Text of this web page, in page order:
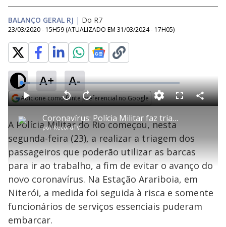
BALANÇO GERAL RJ | Do R7
23/03/2020 - 15H59 (ATUALIZADO EM 31/03/2024 - 17H05)
A+ A-
Adicione como fonte preferencial no Google
P
l
a
y
Coronavírus: Polícia Militar faz triagem de passageiros que poderão utilizar as barcas no Rio
porRecordTV
P V
t
a
r
0
e
g
u
n
d
o
s
A
n
ç
a
r
1
0
s
e
u
n
M
u
L
o
a
d
e
5
.
5
4
%
F
e
n
C
o
A Polícia Militar do Rio começou, nesta
segunda-feira (23), a realizar a triagem dos
passageiros que poderão utilizar as barcas
para ir ao trabalho, a fim de evitar o avanço do
novo coronavírus. Na Estação Arariboia, em
Niterói, a medida foi seguida à risca e somente
funcionários de serviços essenciais puderam
embarcar.